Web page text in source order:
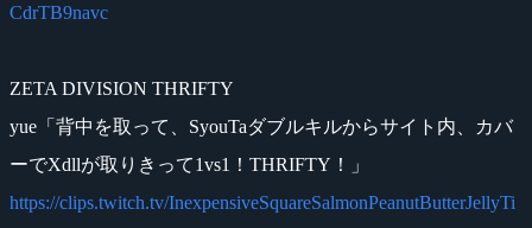
CdrTB9navc
ZETA DIVISION THRIFTY
yue「背中を取って、SyouTaダブルキルからサイト内、カバ
ーでXdllが取りきって1vs1！THRIFTY！」
https://clips.twitch.tv/InexpensiveSquareSalmonPeanutButterJellyTi